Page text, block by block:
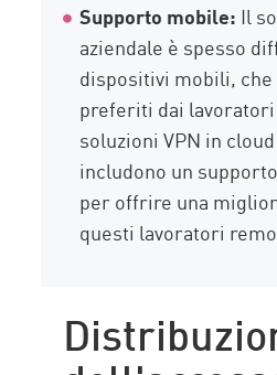
Supporto mobile: Il
aziendale è spesso
dispositivi mobili,
preferiti dai lavoratori
soluzioni VPN in
includono un
per offrire una
questi lavoratori